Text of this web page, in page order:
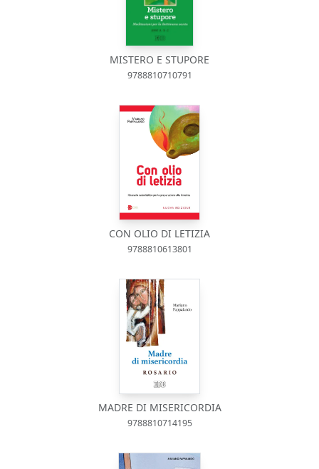
MISTERO E STUPORE
9788810710791
CON OLIO DI LETIZIA
9788810613801
MADRE DI MISERICORDIA
9788810714195